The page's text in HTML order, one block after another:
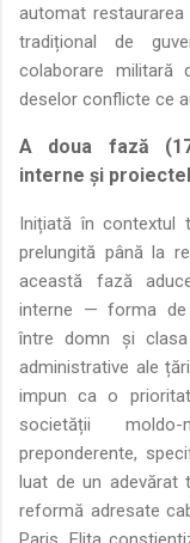
automat
tradițional de
colaborare militară
deselor conflicte ce
A doua fază
interne și
Inițiată în contextul
prelungită până la
această fază
interne — forma de
între domn și
administrative ale
impun ca o
societății
preponderente,
luat de un adevărat
reformă adresate